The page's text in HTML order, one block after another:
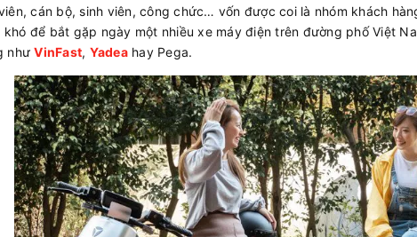
cán bộ, sinh viên, công chức… vốn được coi là nhóm khách
khó để bắt gặp ngày một nhiều xe máy điện trên đường phố Việt
nhưVinFast, Yadeahay Pega.